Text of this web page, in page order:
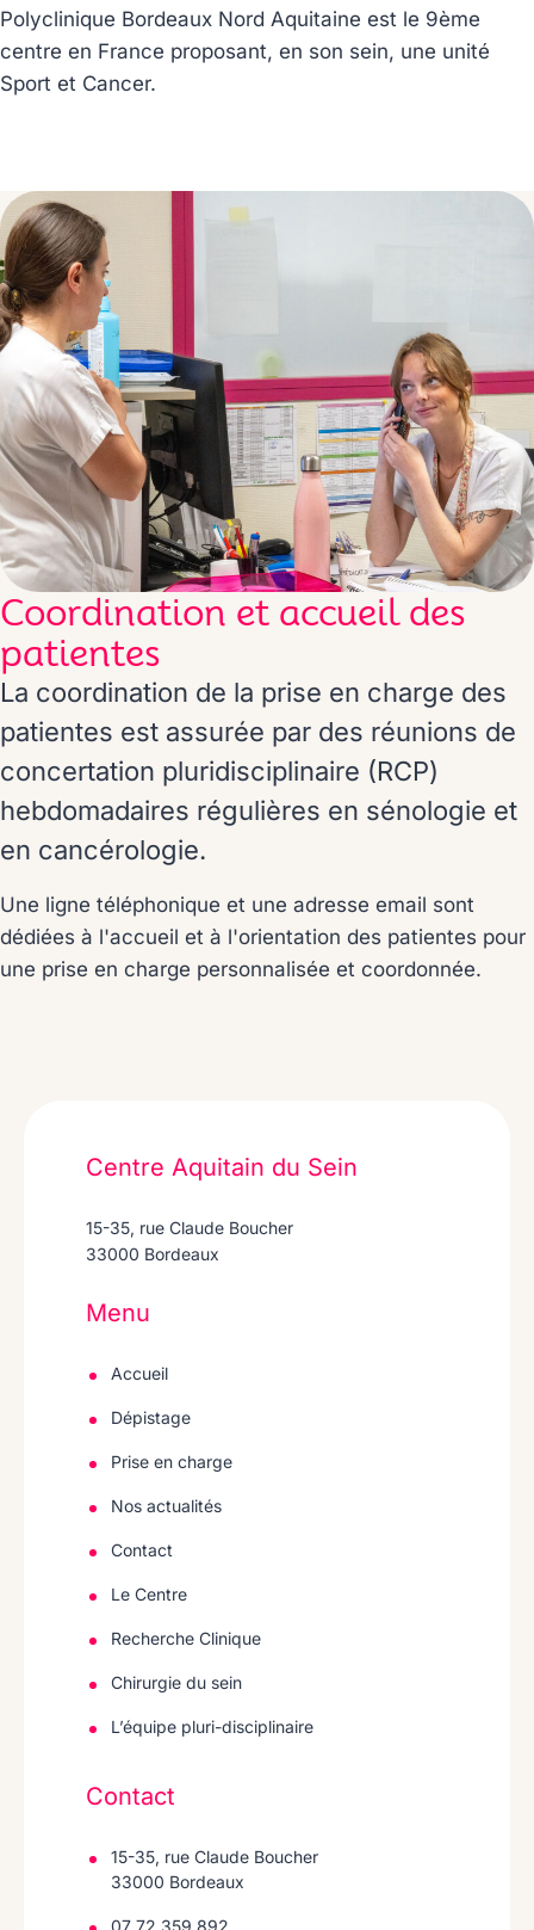
Polyclinique Bordeaux Nord Aquitaine est le 9ème
centre en France proposant, en son sein, une unité
Sport et Cancer.
Coordination et accueil des
patientes
La coordination de la prise en charge des
patientes est assurée par des réunions de
concertation pluridisciplinaire (RCP)
hebdomadaires régulières en sénologie et
en cancérologie.
Une ligne téléphonique et une adresse email sont
dédiées à l'accueil et à l'orientation des patientes pour
une prise en charge personnalisée et coordonnée.
Centre Aquitain du Sein
15-35, rue Claude Boucher
33000 Bordeaux
Menu
Accueil
Dépistage
Prise en charge
Nos actualités
Contact
Le Centre
Recherche Clinique
Chirurgie du sein
L’équipe pluri-disciplinaire
Contact
15-35, rue Claude Boucher
33000 Bordeaux
07 72 359 892